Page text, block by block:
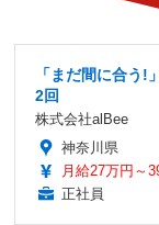
「まだ間に合う!
2回
株式会社alBee
神奈川県
月給27万円～
正社員